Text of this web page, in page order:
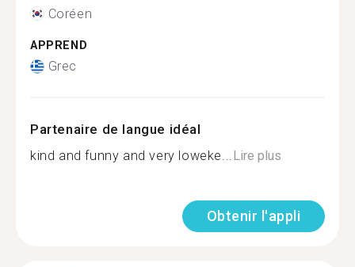
Coréen
APPREND
Grec
Partenaire de langue idéal
kind and funny and very loweke...Lire plus
Obtenir l'appli